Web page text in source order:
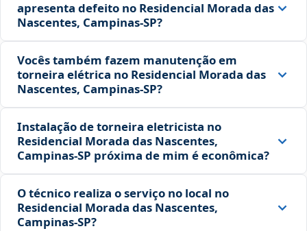
apresenta defeito no Residencial Morada das
Nascentes, Campinas‑SP?
Vocês também fazem manutenção em
torneira elétrica no Residencial Morada das
Nascentes, Campinas‑SP?
Instalação de torneira eletricista no
Residencial Morada das Nascentes,
Campinas‑SP próxima de mim é econômica?
O técnico realiza o serviço no local no
Residencial Morada das Nascentes,
Campinas‑SP?